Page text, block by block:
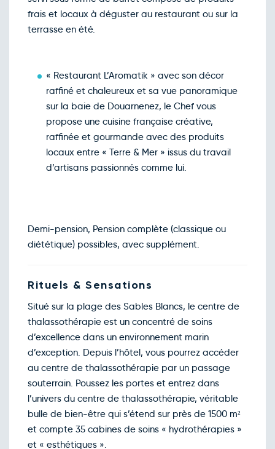
frais et locaux à déguster au restaurant ou sur la
terrasse en été.
« Restaurant L’Aromatik » avec son décor
raffiné et chaleureux et sa vue panoramique
sur la baie de Douarnenez, le Chef vous
propose une cuisine française créative,
raffinée et gourmande avec des produits
locaux entre « Terre & Mer » issus du travail
d’artisans passionnés comme lui.
Demi-pension, Pension complète (classique ou
diététique) possibles, avec supplément.
Rituels & Sensations
Situé sur la plage des Sables Blancs, le centre de
thalassothérapie est un concentré de soins
d’excellence dans un environnement marin
d’exception. Depuis l’hôtel, vous pourrez accéder
au centre de thalassothérapie par un passage
souterrain. Poussez les portes et entrez dans
l’univers du centre de thalassothérapie, véritable
bulle de bien-être qui s’étend sur près de 1500 m²
et compte 35 cabines de soins « hydrothérapies »
et « esthétiques ».